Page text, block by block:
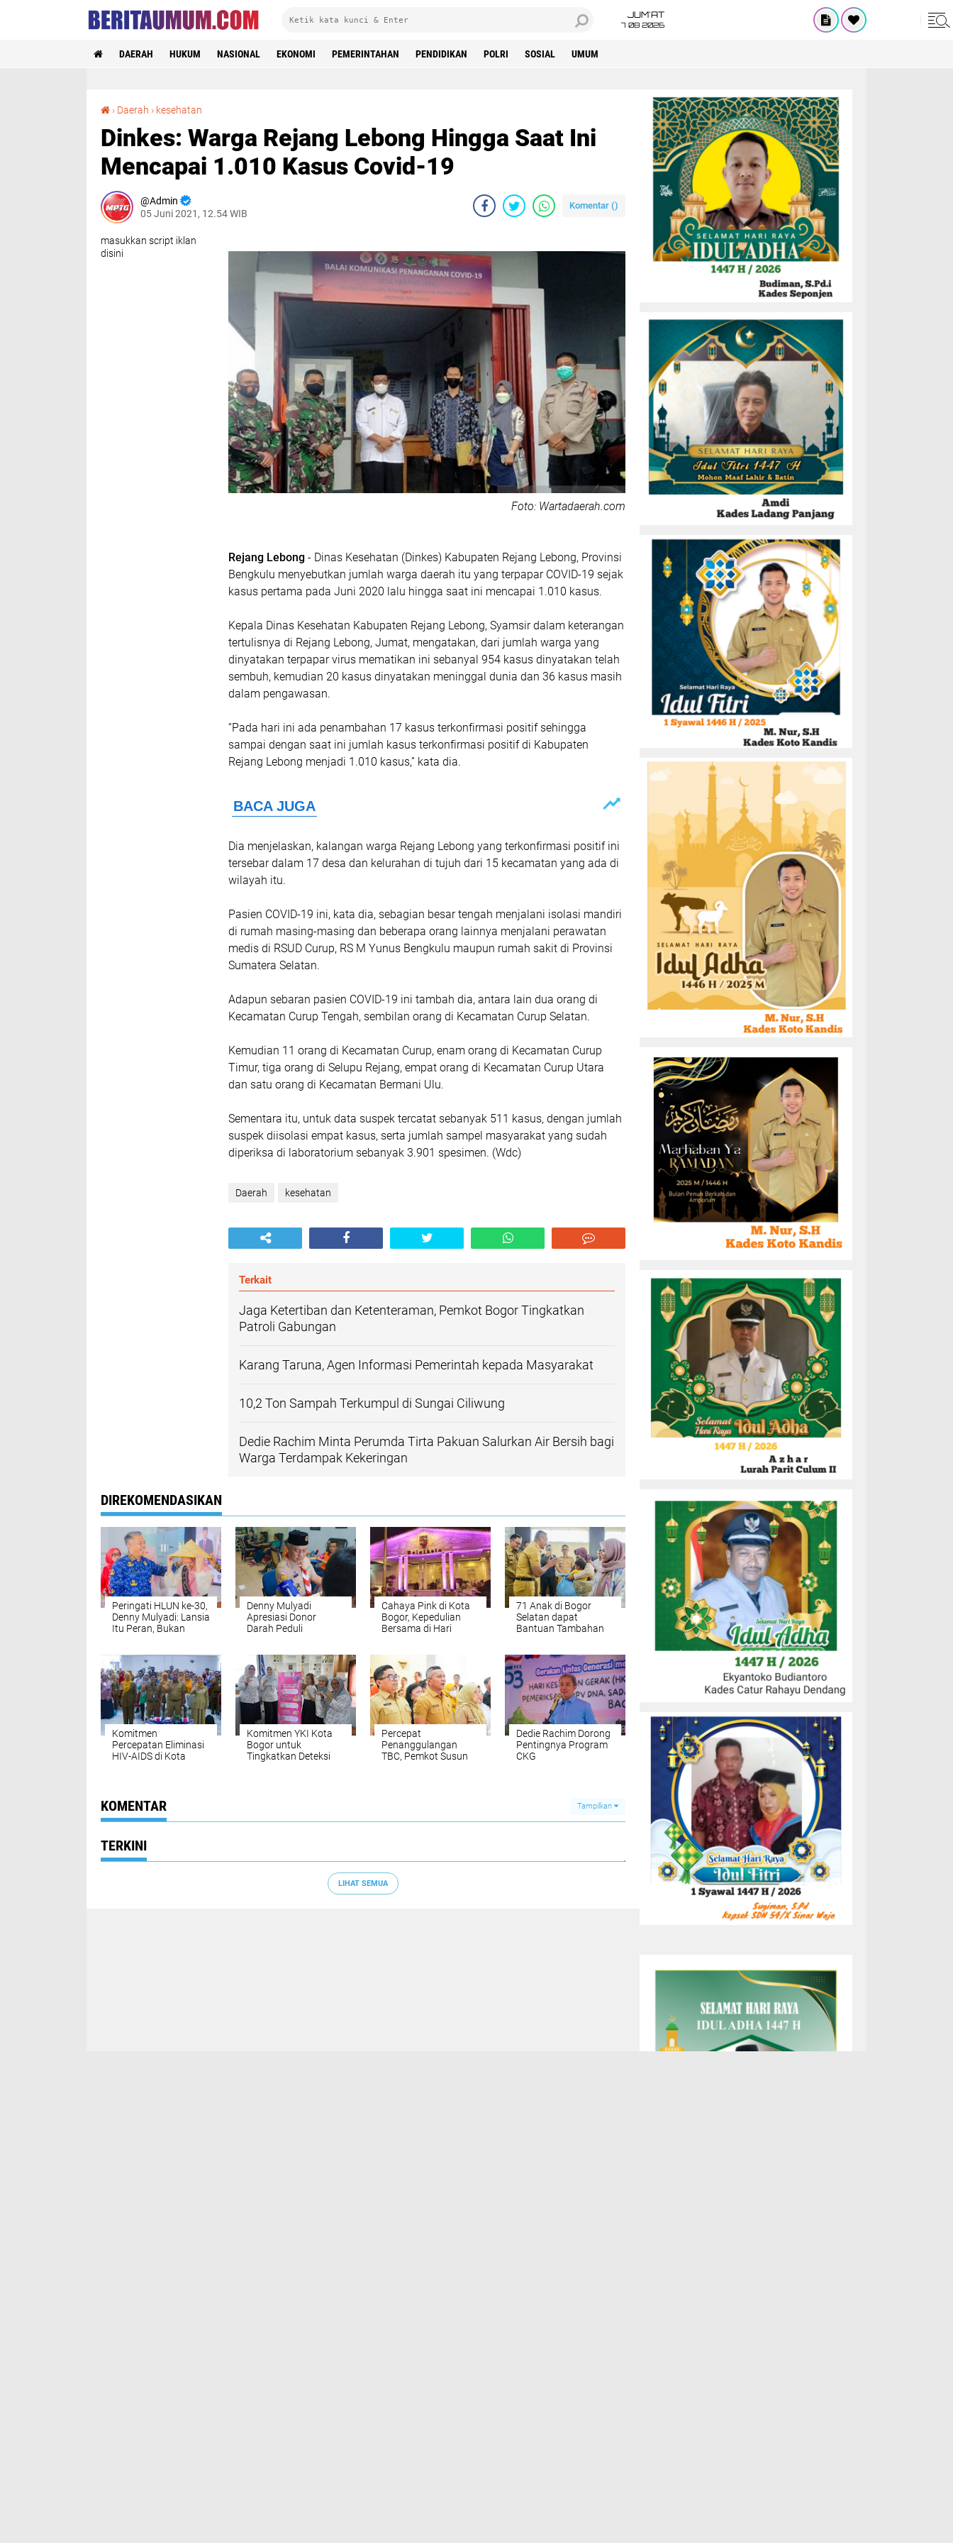
JUM'AT
7 08 2026
DAERAH HUKUM NASIONAL EKONOMI PEMERINTAHAN PENDIDIKAN POLRI SOSIAL UMUM
› Daerah › kesehatan
Dinkes: Warga Rejang Lebong Hingga Saat Ini
Mencapai 1.010 Kasus Covid-19
Admin
05 Juni 2021, 12.54 WIB
Komentar ()
masukkan script iklan
disini
Foto: Wartadaerah.com
Rejang Lebong - Dinas Kesehatan (Dinkes) Kabupaten Rejang Lebong, Provinsi
Bengkulu menyebutkan jumlah warga daerah itu yang terpapar COVID-19 sejak
kasus pertama pada Juni 2020 lalu hingga saat ini mencapai 1.010 kasus.
Kepala Dinas Kesehatan Kabupaten Rejang Lebong, Syamsir dalam keterangan
tertulisnya di Rejang Lebong, Jumat, mengatakan, dari jumlah warga yang
dinyatakan terpapar virus mematikan ini sebanyal 954 kasus dinyatakan telah
sembuh, kemudian 20 kasus dinyatakan meninggal dunia dan 36 kasus masih
dalam pengawasan.
“Pada hari ini ada penambahan 17 kasus terkonfirmasi positif sehingga
sampai dengan saat ini jumlah kasus terkonfirmasi positif di Kabupaten
Rejang Lebong menjadi 1.010 kasus,” kata dia.
Dia menjelaskan, kalangan warga Rejang Lebong yang terkonfirmasi positif ini
tersebar dalam 17 desa dan kelurahan di tujuh dari 15 kecamatan yang ada di
wilayah itu.
Pasien COVID-19 ini, kata dia, sebagian besar tengah menjalani isolasi mandiri
di rumah masing-masing dan beberapa orang lainnya menjalani perawatan
medis di RSUD Curup, RS M Yunus Bengkulu maupun rumah sakit di Provinsi
Sumatera Selatan.
Adapun sebaran pasien COVID-19 ini tambah dia, antara lain dua orang di
Kecamatan Curup Tengah, sembilan orang di Kecamatan Curup Selatan.
Kemudian 11 orang di Kecamatan Curup, enam orang di Kecamatan Curup
Timur, tiga orang di Selupu Rejang, empat orang di Kecamatan Curup Utara
dan satu orang di Kecamatan Bermani Ulu.
Sementara itu, untuk data suspek tercatat sebanyak 511 kasus, dengan jumlah
suspek diisolasi empat kasus, serta jumlah sampel masyarakat yang sudah
diperiksa di laboratorium sebanyak 3.901 spesimen. (Wdc)
Daerah kesehatan
Terkait
Jaga Ketertiban dan Ketenteraman, Pemkot Bogor Tingkatkan
Patroli Gabungan
Karang Taruna, Agen Informasi Pemerintah kepada Masyarakat
10,2 Ton Sampah Terkumpul di Sungai Ciliwung
Dedie Rachim Minta Perumda Tirta Pakuan Salurkan Air Bersih bagi
Warga Terdampak Kekeringan
DIREKOMENDASIKAN
Peringati HLUN ke-30,
Denny Mulyadi: Lansia
Itu Peran, Bukan
Denny Mulyadi
Apresiasi Donor
Darah Peduli
Cahaya Pink di Kota
Bogor, Kepedulian
Bersama di Hari
71 Anak di Bogor
Selatan dapat
Bantuan Tambahan
Komitmen
Percepatan Eliminasi
HIV-AIDS di Kota
Komitmen YKI Kota
Bogor untuk
Tingkatkan Deteksi
Percepat
Penanggulangan
TBC, Pemkot Susun
Dedie Rachim Dorong
Pentingnya Program
CKG
KOMENTAR Tampilkan
TERKINI
LIHAT SEMUA